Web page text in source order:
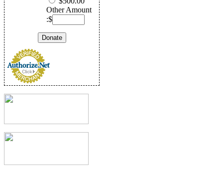
Other Amount
:$